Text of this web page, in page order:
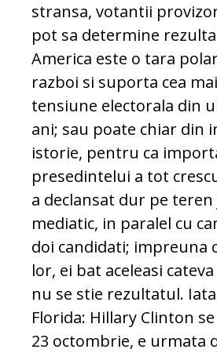
stransa, votantii
pot sa determine
America este o tara
razboi si suporta cea
tensiune electorala din
ani; sau poate chiar din
istorie, pentru ca
presedintelui a tot
a declansat dur pe
mediatic, in paralel cu
doi candidati; impreuna
lor, ei bat aceleasi
nu se stie rezultatul.
Florida: Hillary Clinton
23 octombrie, e urmata